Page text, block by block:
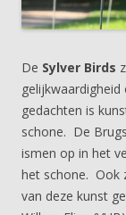
De Sylver Birds
gedachten is
schone. De
ismen op in het
het schone. Ook
van deze kunst